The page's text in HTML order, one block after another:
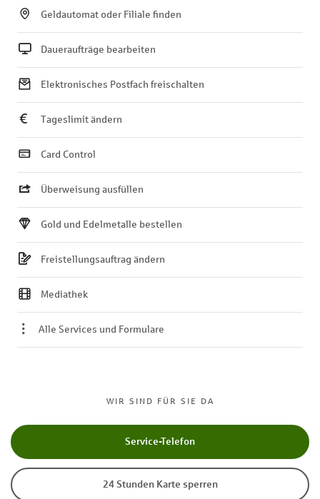
WIR SIND FÜR SIE DA
Service-Telefon
24 Stunden Karte sperren
Geldautomat oder Filiale finden
Daueraufträge bearbeiten
Elektronisches Postfach freischalten
Tageslimit ändern
Card Control
Überweisung ausfüllen
Gold und Edelmetalle bestellen
Freistellungsauftrag ändern
Mediathek
Alle Services und Formulare